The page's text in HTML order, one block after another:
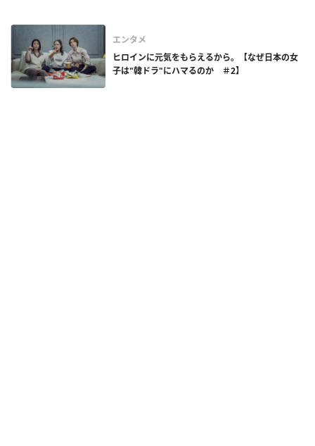
エンタメ
ヒロインに元気をもらえるから。【なぜ日本の女
子は"韓ドラ"にハマるのか ＃2】